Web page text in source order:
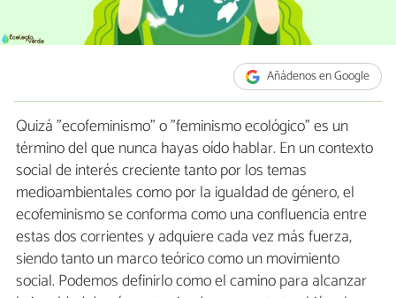
Añádenos en Google
Quizá "ecofeminismo" o "feminismo ecológico" es un
término del que nunca hayas oído hablar. En un contexto
social de interés creciente tanto por los temas
medioambientales como por la igualdad de género, el
ecofeminismo se conforma como una confluencia entre
estas dos corrientes y adquiere cada vez más fuerza,
siendo tanto un marco teórico como un movimiento
social. Podemos definirlo como el camino para alcanzar